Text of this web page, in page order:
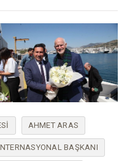
AHMET ARAS
BAŞKANI